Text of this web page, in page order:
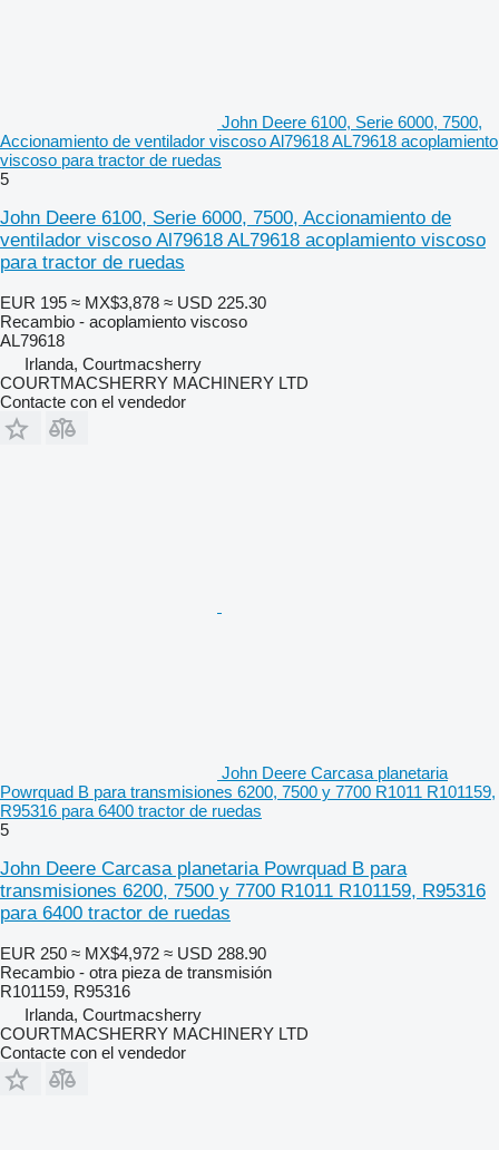
John Deere 6100, Serie 6000, 7500,
Accionamiento de ventilador viscoso Al79618 AL79618 acoplamiento
viscoso para tractor de ruedas
5
John Deere 6100, Serie 6000, 7500, Accionamiento de
ventilador viscoso Al79618 AL79618 acoplamiento viscoso
para tractor de ruedas
EUR 195 ≈ MX$3,878 ≈ USD 225.30
Recambio - acoplamiento viscoso
AL79618
Irlanda, Courtmacsherry
COURTMACSHERRY MACHINERY LTD
Contacte con el vendedor
John Deere Carcasa planetaria
Powrquad B para transmisiones 6200, 7500 y 7700 R1011 R101159,
R95316 para 6400 tractor de ruedas
5
John Deere Carcasa planetaria Powrquad B para
transmisiones 6200, 7500 y 7700 R1011 R101159, R95316
para 6400 tractor de ruedas
EUR 250 ≈ MX$4,972 ≈ USD 288.90
Recambio - otra pieza de transmisión
R101159, R95316
Irlanda, Courtmacsherry
COURTMACSHERRY MACHINERY LTD
Contacte con el vendedor